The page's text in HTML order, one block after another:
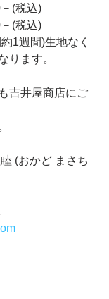
(税込)
(税込)
1週間)生地なく
ります。
吉井屋商店にご
(おかど まさち